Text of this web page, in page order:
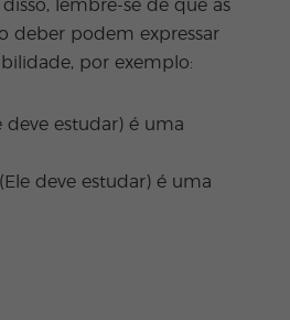
lembre-se de que as
deber podem expressar
por exemplo:
deve estudar) é uma
deve estudar) é uma